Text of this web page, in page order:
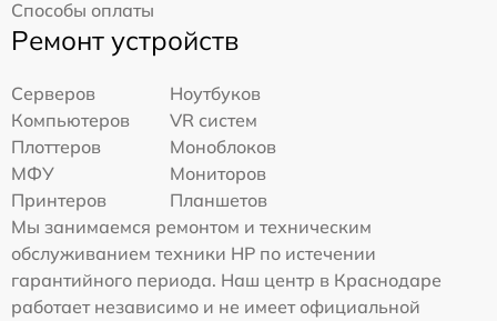
Способы оплаты
Ремонт устройств
Серверов
Ноутбуков
Компьютеров
VR систем
Плоттеров
Моноблоков
МФУ
Мониторов
Принтеров
Планшетов
Мы занимаемся ремонтом и техническим
обслуживанием техники HP по истечении
гарантийного периода. Наш центр в Краснодаре
работает независимо и не имеет официальной